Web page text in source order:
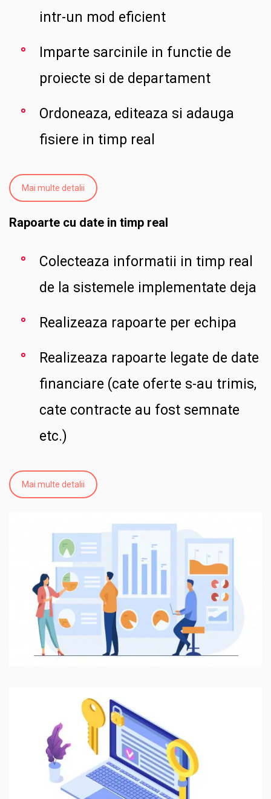
intr-un mod eficient
Imparte sarcinile in functie de
proiecte si de departament
Ordoneaza, editeaza si adauga
fisiere in timp real
Mai multe detalii
Rapoarte cu date in timp real
Colecteaza informatii in timp real
de la sistemele implementate deja
Realizeaza rapoarte per echipa
Realizeaza rapoarte legate de date
financiare (cate oferte s-au trimis,
cate contracte au fost semnate
etc.)
Mai multe detalii